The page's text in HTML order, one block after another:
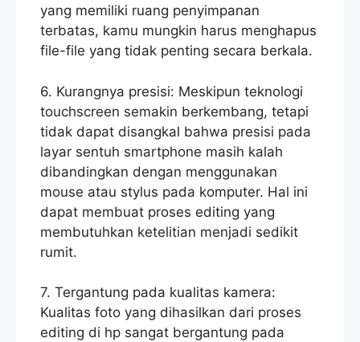
yang memiliki ruang penyimpanan
terbatas, kamu mungkin harus menghapus
file-file yang tidak penting secara berkala.
6. Kurangnya presisi: Meskipun teknologi
touchscreen semakin berkembang, tetapi
tidak dapat disangkal bahwa presisi pada
layar sentuh smartphone masih kalah
dibandingkan dengan menggunakan
mouse atau stylus pada komputer. Hal ini
dapat membuat proses editing yang
membutuhkan ketelitian menjadi sedikit
rumit.
7. Tergantung pada kualitas kamera:
Kualitas foto yang dihasilkan dari proses
editing di hp sangat bergantung pada